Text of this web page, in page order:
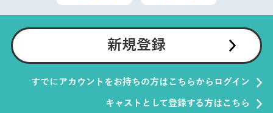
新規登録
すでにアカウントをお持ちの方はこちらからログイン
キャストとして登録する方はこちら